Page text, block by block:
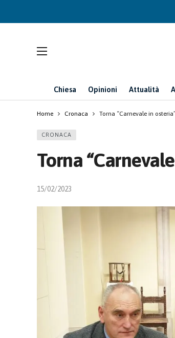
Chiesa Opinioni Attualità
Home Cronaca Torna “Carnevale in osteria”
CRONACA
Torna
15/02/2023